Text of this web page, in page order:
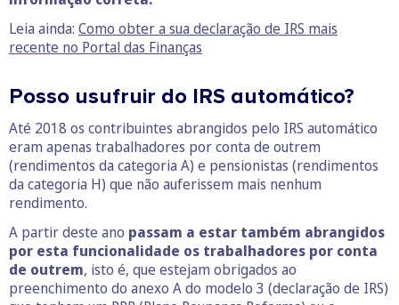
Leia ainda: Como obter a sua declaração de IRS mais
recente no Portal das Finanças
Posso usufruir do IRS automático?
Até 2018 os contribuintes abrangidos pelo IRS automático
eram apenas trabalhadores por conta de outrem
(rendimentos da categoria A) e pensionistas (rendimentos
da categoria H) que não auferissem mais nenhum
rendimento.
A partir deste ano passam a estar também abrangidos
por esta funcionalidade os trabalhadores por conta
de outrem, isto é, que estejam obrigados ao
preenchimento do anexo A do modelo 3 (declaração de IRS)